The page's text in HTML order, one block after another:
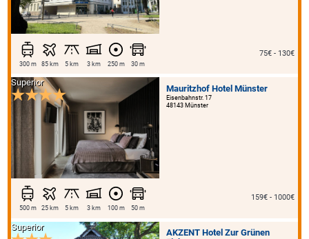
300 m 85 km 5 km 3 km 250 m 30 m
75€ - 130€
Mauritzhof Hotel Münster
Eisenbahnstr. 17
48143 Münster
Superior
500 m 25 km 5 km 3 km 100 m 50 m
159€ - 1000€
AKZENT Hotel Zur Grünen
Superior